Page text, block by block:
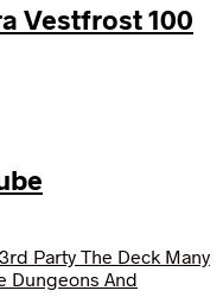
Vestfrost 100